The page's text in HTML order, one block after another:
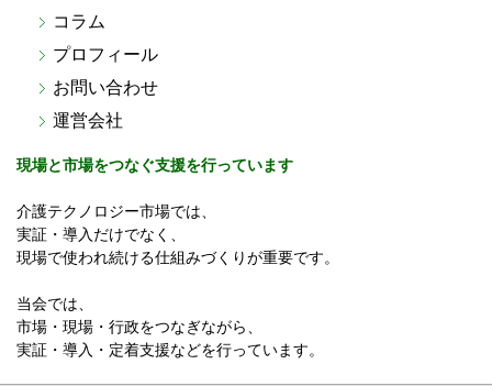
コラム
プロフィール
お問い合わせ
運営会社
現場と市場をつなぐ支援を行っています
介護テクノロジー市場では、
実証・導入だけでなく、
現場で使われ続ける仕組みづくりが重要です。
当会では、
市場・現場・行政をつなぎながら、
実証・導入・定着支援などを行っています。